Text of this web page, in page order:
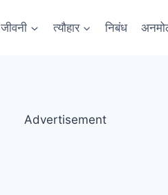
जीवनी त्यौहार निबंध
Advertisement